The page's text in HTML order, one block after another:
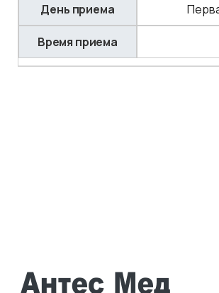
День приема
Время приема